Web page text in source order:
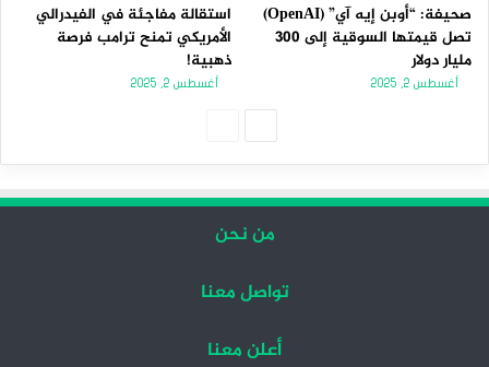
صحيفة: “أوبن إيه آي” (OpenAI)
تصل قيمتها السوقية إلى 300
مليار دولار
أغسطس 2, 2025
استقالة مفاجئة في الفيدرالي
الأمريكي تمنح ترامب فرصة
ذهبية!
أغسطس 2, 2025
من نحن
تواصل معنا
أعلن معنا